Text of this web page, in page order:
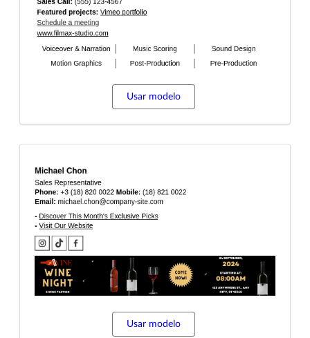
Usar modelo
Usar modelo